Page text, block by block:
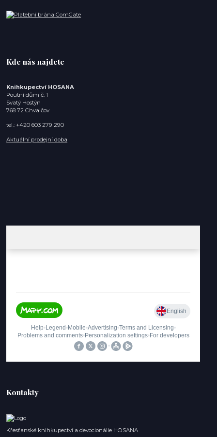
Kde nás najdete
Knihkupectví HOSANA
Poutní dům č. 1
Svatý Hostýn
768 72 Chvalčov
tel.: +420 603 279 290
Aktuální prodejní doba
Kontakty
Křesťanské knihkupectví a devocionálie HOSANA